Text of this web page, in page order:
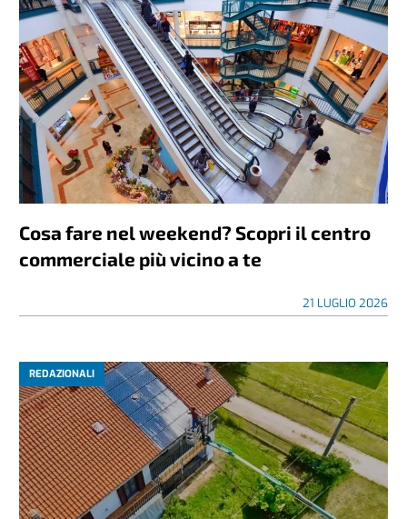
Cosa fare nel weekend? Scopri il centro
commerciale più vicino a te
21 LUGLIO 2026
REDAZIONALI